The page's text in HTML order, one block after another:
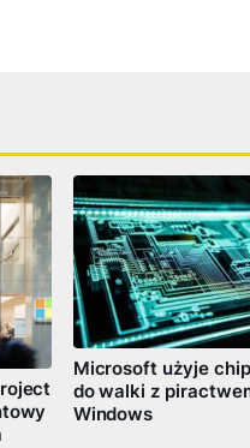
Microsoft użyje
do walki z
Windows